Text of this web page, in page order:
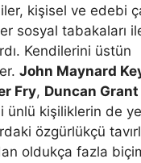
kişisel ve edebi
sosyal tabakaları
Kendilerini üstün
John Maynard
Fry, Duncan Grant
ünlü kişiliklerin de
özgürlükçü
oldukça fazla